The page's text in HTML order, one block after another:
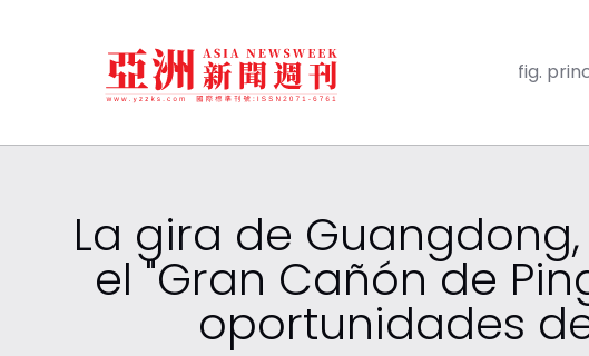
fig.
La gira de
el "Gran Cañón de
oportunidades